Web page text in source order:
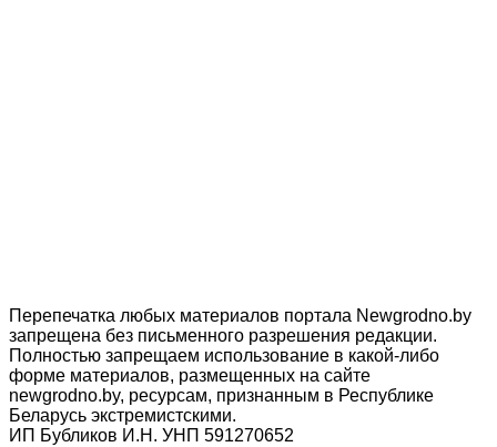
Перепечатка любых материалов портала Newgrodno.by
запрещена без письменного разрешения редакции.
Полностью запрещаем использование в какой-либо
форме материалов, размещенных на сайте
newgrodno.by, ресурсам, признанным в Республике
Беларусь экстремистскими.
ИП Бубликов И.Н. УНП 591270652